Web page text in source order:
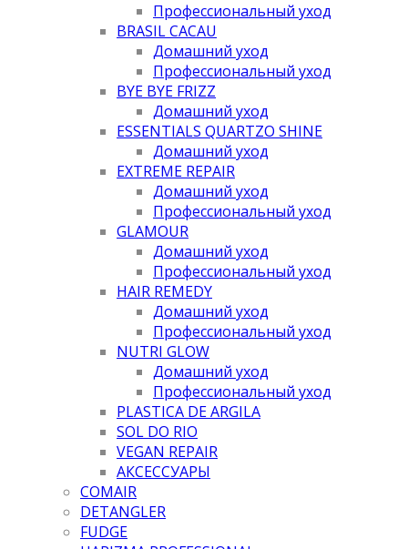
Профессиональный уход
BRASIL CACAU
Домашний уход
Профессиональный уход
BYE BYE FRIZZ
Домашний уход
ESSENTIALS QUARTZO SHINE
Домашний уход
EXTREME REPAIR
Домашний уход
Профессиональный уход
GLAMOUR
Домашний уход
Профессиональный уход
HAIR REMEDY
Домашний уход
Профессиональный уход
NUTRI GLOW
Домашний уход
Профессиональный уход
PLASTICA DE ARGILA
SOL DO RIO
VEGAN REPAIR
АКСЕССУАРЫ
COMAIR
DETANGLER
FUDGE